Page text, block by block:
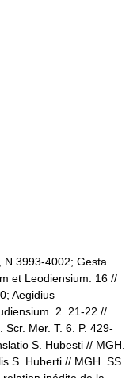
N 3993-4002; Gesta
et Leodiensium. 16 //
Aegidius
2. 21-22 //
Scr. Mer. T. 6. P. 429-
S. Hubesti // MGH.
S. Huberti // MGH. SS.